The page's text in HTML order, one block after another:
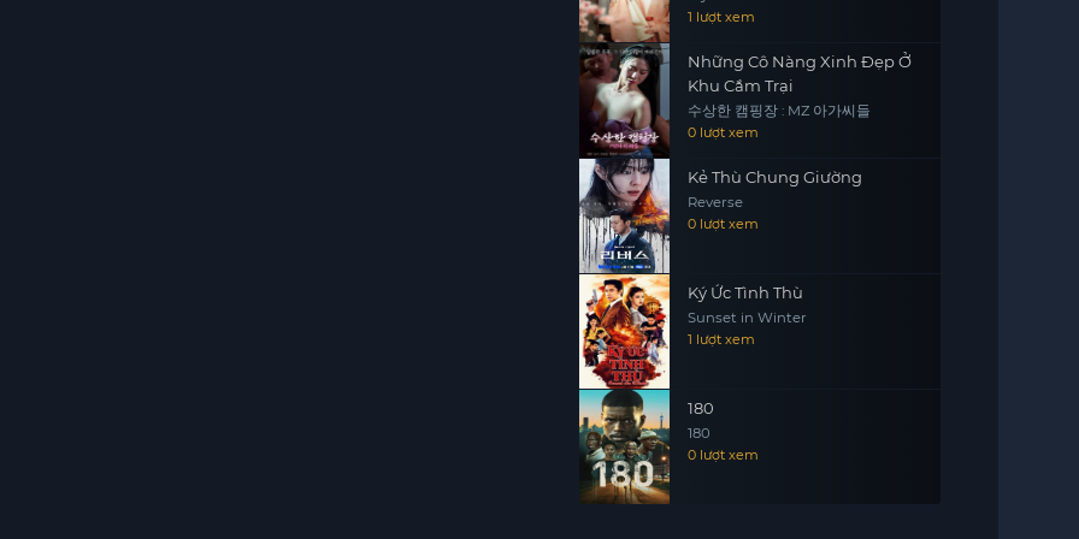
1 lượt xem
Những Cô Nàng Xinh Đẹp Ở
Khu Cắm Trại
수상한 캠핑장 : MZ 아가씨들
0 lượt xem
Kẻ Thù Chung Giường
Reverse
0 lượt xem
Ký Ức Tình Thù
Sunset in Winter
1 lượt xem
180
180
0 lượt xem